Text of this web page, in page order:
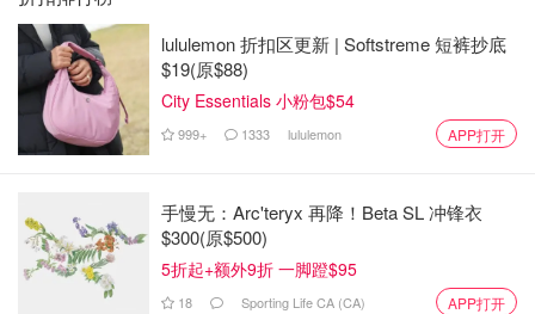
向日葵迷宫等等，真正可以安排玩一天的农场。
lululemon 折扣区更新 | Softstreme 短裤抄底
$19(原$88)
City Essentials 小粉包$54
999+ 1333 lululemon APP打开
手慢无：Arc'teryx 再降！Beta SL 冲锋衣
$300(原$500)
5折起+额外9折 一脚蹬$95
18 Sporting Life CA (CA) APP打开